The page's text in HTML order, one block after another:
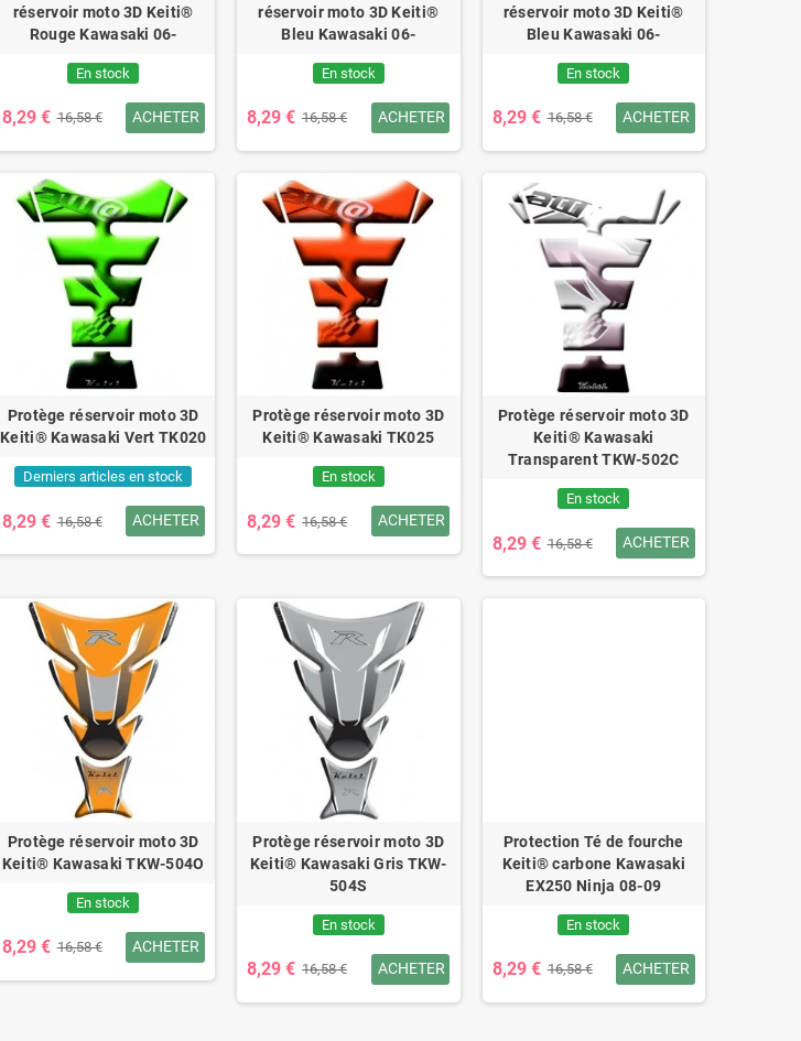
réservoir moto 3D Keiti®
Rouge Kawasaki 06-
En stock
8,29 € 16,58 € ACHETER
réservoir moto 3D Keiti®
Bleu Kawasaki 06-
En stock
8,29 € 16,58 € ACHETER
réservoir moto 3D Keiti®
Bleu Kawasaki 06-
En stock
8,29 € 16,58 € ACHETER
Protège réservoir moto 3D
Keiti® Kawasaki Vert TK020
Derniers articles en stock
8,29 € 16,58 € ACHETER
Protège réservoir moto 3D
Keiti® Kawasaki TK025
En stock
8,29 € 16,58 € ACHETER
Protège réservoir moto 3D
Keiti® Kawasaki
Transparent TKW-502C
En stock
8,29 € 16,58 € ACHETER
Protège réservoir moto 3D
Keiti® Kawasaki TKW-504O
En stock
8,29 € 16,58 € ACHETER
Protège réservoir moto 3D
Keiti® Kawasaki Gris TKW-
504S
En stock
8,29 € 16,58 € ACHETER
Protection Té de fourche
Keiti® carbone Kawasaki
EX250 Ninja 08-09
En stock
8,29 € 16,58 € ACHETER